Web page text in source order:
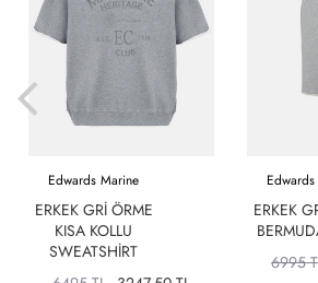
Edwards Marine
ERKEK GRI ÖRME
KISA KOLLU
SWEATSHIRT
ERKEK
6995